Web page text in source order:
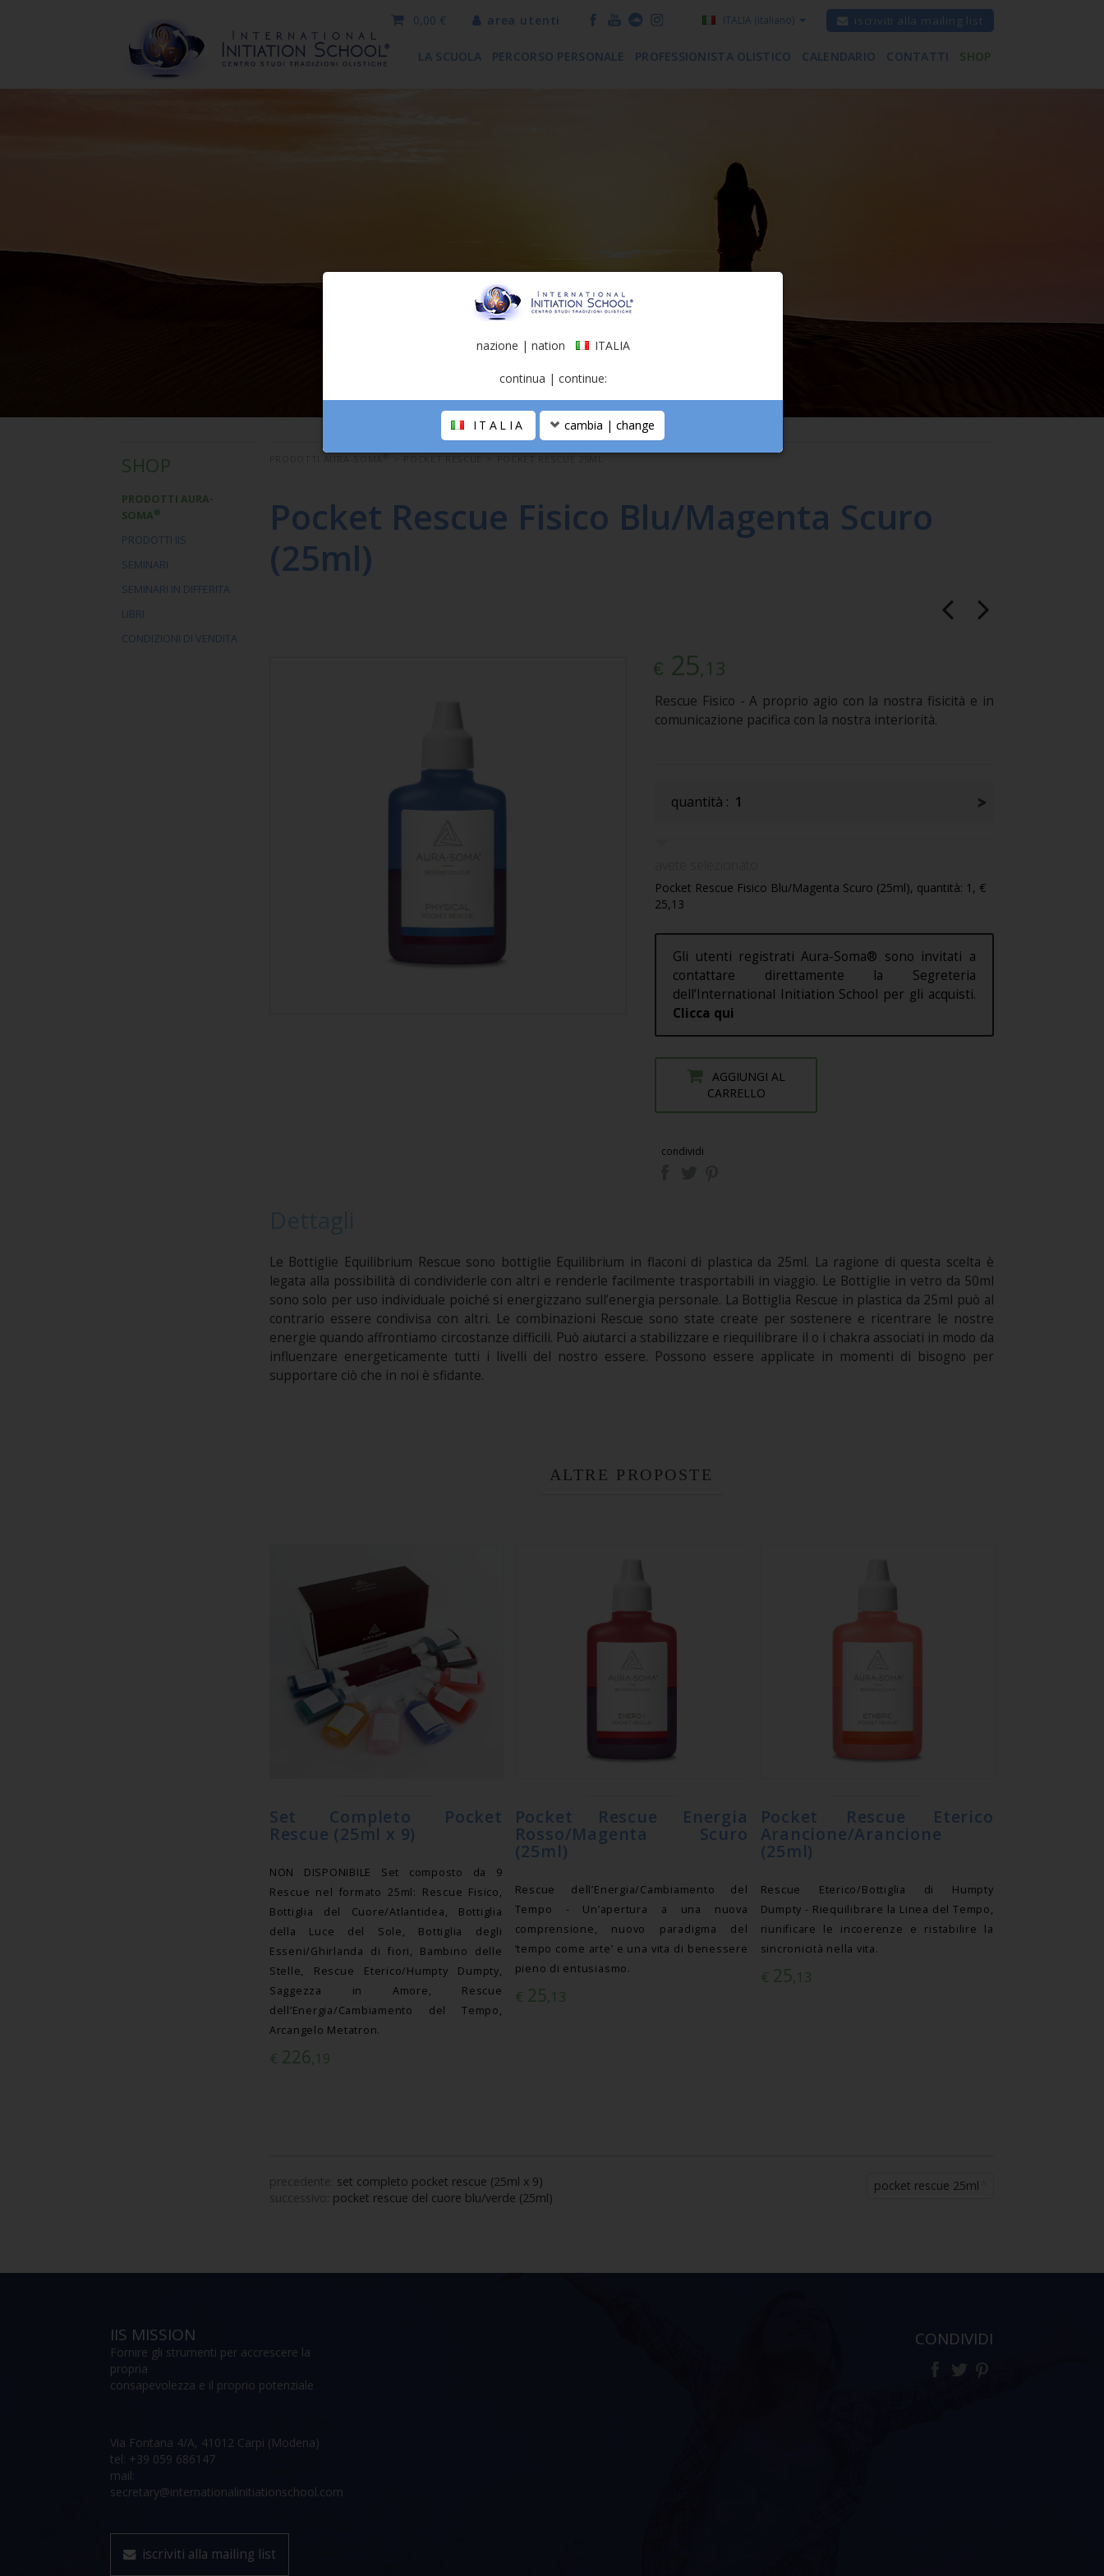
iscriviti alla mailing list
ITALIA (italiano)
area utenti
0,00 €
LA SCUOLA PERCORSO PERSONALE PROFESSIONISTA OLISTICO CALENDARIO CONTATTI SHOP
SHOP
PRODOTTI AURA-
SOMA®
PRODOTTI IIS
SEMINARI
SEMINARI IN DIFFERITA
LIBRI
CONDIZIONI DI VENDITA
Pocket Rescue Fisico Blu/Magenta Scuro
(25ml)
€ 25,13
Rescue Fisico - A proprio agio con la nostra fisicità e in
comunicazione pacifica con la nostra interiorità.
quantità : 1
Pocket Rescue Fisico Blu/Magenta Scuro (25ml), quantità: 1, €
25,13
Gli utenti registrati Aura-Soma® sono invitati a
contattare direttamente la Segreteria
dell’International Initiation School per gli acquisti.
Clicca qui
AGGIUNGI AL
CARRELLO
condividi
Le Bottiglie Equilibrium Rescue sono bottiglie Equilibrium in flaconi di plastica da 25ml. La ragione di questa scelta è
legata alla possibilità di condividerle con altri e renderle facilmente trasportabili in viaggio. Le Bottiglie in vetro da 50ml
sono solo per uso individuale poiché si energizzano sull’energia personale. La Bottiglia Rescue in plastica da 25ml può al
contrario essere condivisa con altri. Le combinazioni Rescue sono state create per sostenere e ricentrare le nostre
energie quando affrontiamo circostanze difficili. Può aiutarci a stabilizzare e riequilibrare il o i chakra associati in modo da
influenzare energeticamente tutti i livelli del nostro essere. Possono essere applicate in momenti di bisogno per
supportare ciò che in noi è sfidante.
ALTRE PROPOSTE
Set Completo Pocket
Rescue (25ml x 9)
NON DISPONIBILE Set composto da 9
Rescue nel formato 25ml: Rescue Fisico,
Bottiglia del Cuore/Atlantidea, Bottiglia
della Luce del Sole, Bottiglia degli
Esseni/Ghirlanda di fiori, Bambino delle
Stelle, Rescue Eterico/Humpty Dumpty,
Saggezza in Amore, Rescue
dell’Energia/Cambiamento del Tempo,
Arcangelo Metatron.
€ 226,19
Pocket Rescue Energia
Rosso/Magenta Scuro
(25ml)
Rescue dell’Energia/Cambiamento del
Tempo - Un’apertura a una nuova
comprensione, nuovo paradigma del
‘tempo come arte’ e una vita di benessere
pieno di entusiasmo.
€ 25,13
Pocket Rescue Eterico
Arancione/Arancione
(25ml)
Rescue Eterico/Bottiglia di Humpty
Dumpty - Riequilibrare la Linea del Tempo,
riunificare le incoerenze e ristabilire la
sincronicità nella vita.
€ 25,13
precedente: set completo pocket rescue (25ml x 9)
successivo: pocket rescue del cuore blu/verde (25ml)
pocket rescue 25ml
IIS MISSION
Fornire gli strumenti per accrescere la
propria
consapevolezza e il proprio potenziale
Via Fontana 4/A, 41012 Carpi (Modena)
tel: +39 059 686147
mail:
secretary@internationalinitiationschool.com
iscriviti alla mailing list
CONDIVIDI
nazione | nation ITALIA
continua | continue:
ITALIA cambia | change